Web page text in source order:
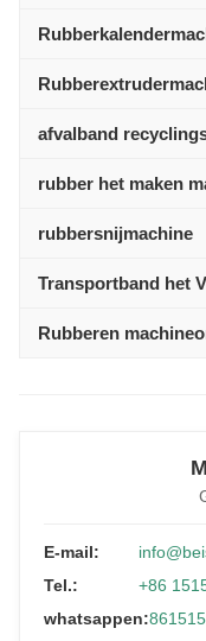
afvalband
rubber het maken
rubbersnijmachine
Transportband het
Rubberen
E-mail:
Tel.:
+86
whatsappen: